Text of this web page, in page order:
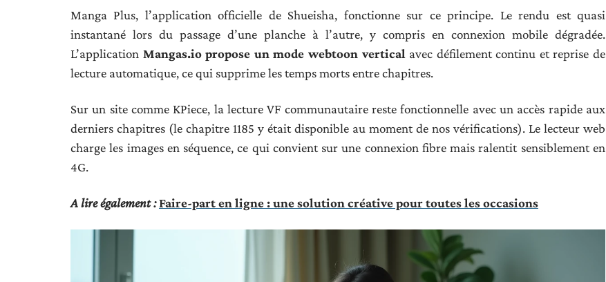
Manga Plus, l’application officielle de Shueisha, fonctionne sur ce principe. Le rendu est quasi
instantané lors du passage d’une planche à l’autre, y compris en connexion mobile dégradée.
L’application Mangas.io propose un mode webtoon vertical avec défilement continu et reprise de
lecture automatique, ce qui supprime les temps morts entre chapitres.
Sur un site comme KPiece, la lecture VF communautaire reste fonctionnelle avec un accès rapide aux
derniers chapitres (le chapitre 1185 y était disponible au moment de nos vérifications). Le lecteur web
charge les images en séquence, ce qui convient sur une connexion fibre mais ralentit sensiblement en
4G.
A lire également :Faire-part en ligne : une solution créative pour toutes les occasions